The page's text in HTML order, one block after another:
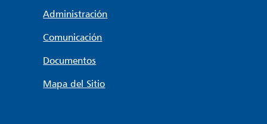
Administración
Comunicación
Documentos
Mapa del Sitio